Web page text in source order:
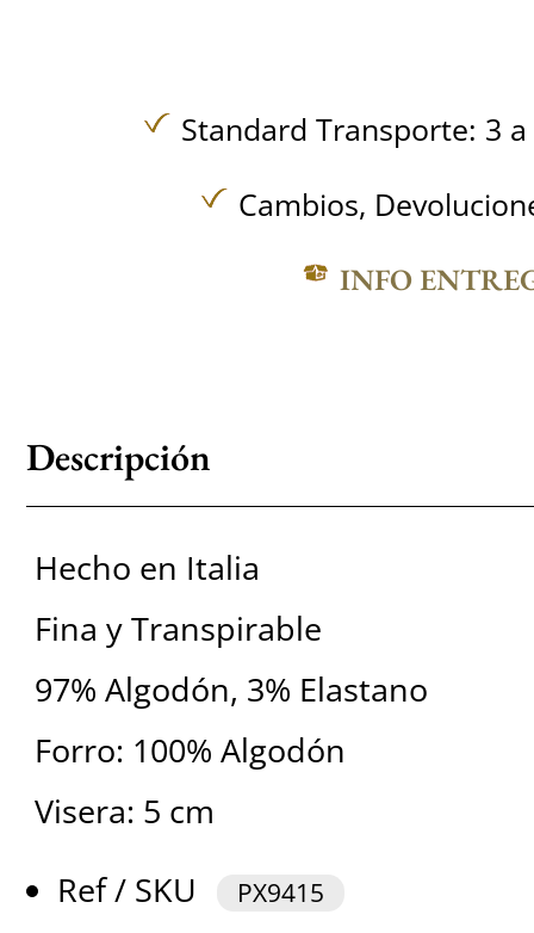
Standard Transporte: 3
Cambios,
INFO
Descripción
Hecho en Italia
Fina y Transpirable
97% Algodón, 3% Elastano
Forro: 100% Algodón
Visera: 5 cm
Ref / SKU
PX9415